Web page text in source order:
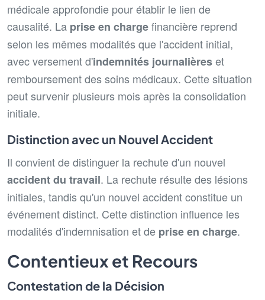
médicale approfondie pour établir le lien de
causalité. La prise en chargefinancière reprend
selon les mêmes modalités que l'accident initial,
avec versement d'indemnités journalièreset
remboursement des soins médicaux. Cette situation
peut survenir plusieurs mois après la consolidation
initiale.
Distinction avec un Nouvel Accident
Il convient de distinguer la rechute d'un nouvel
accident du travail. La rechute résulte des lésions
initiales, tandis qu'un nouvel accident constitue un
événement distinct. Cette distinction influence les
modalités d'indemnisation et de prise en charge.
Contentieux et Recours
Contestation de la Décision